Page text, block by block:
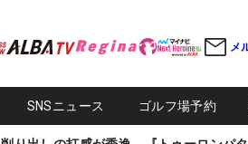
メ
SNSニュース ゴルフ場予約